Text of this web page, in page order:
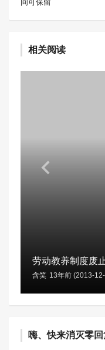
间可保留
相关阅读
劳动教养制度废
含笑 13年前 (2013-
嗨、快来消灭零回